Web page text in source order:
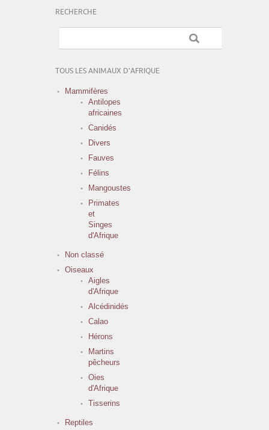
RECHERCHE
TOUS LES ANIMAUX D’AFRIQUE
Mammifères
Antilopes
africaines
Canidés
Divers
Fauves
Félins
Mangoustes
Primates
et
Singes
d'Afrique
Non classé
Oiseaux
Aigles
d'Afrique
Alcédinidés
Calao
Hérons
Martins
pêcheurs
Oies
d'Afrique
Tisserins
Reptiles